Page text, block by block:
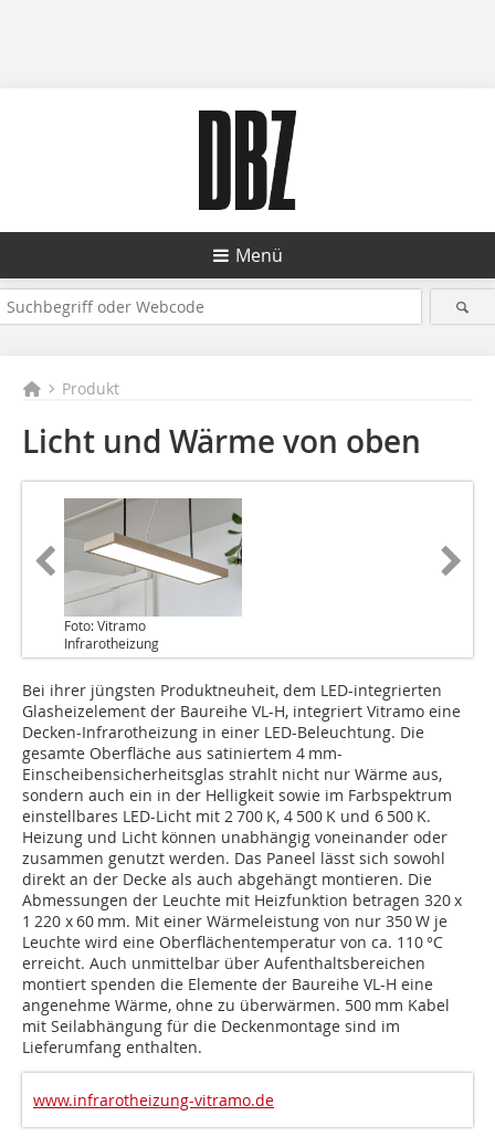
Menü
Produkt
Licht und Wärme von oben
Foto: Vitramo
Infrarotheizung
Bei ihrer jüngsten Produktneuheit, dem LED-integrierten
Glasheizelement der Baureihe VL-H, integriert Vitramo eine
Decken-Infrarotheizung in einer LED-Beleuchtung. Die
gesamte Oberfläche aus satiniertem 4 mm-
Einscheibensicherheitsglas strahlt nicht nur Wärme aus,
sondern auch ein in der Helligkeit sowie im Farbspektrum
einstellbares LED-Licht mit 2­ 700 K, 4 500 K und 6 500 K.
Heizung und Licht können unabhängig voneinander oder
zusammen genutzt werden. Das Paneel lässt sich sowohl
direkt an der Decke als auch abgehängt montieren. Die
Abmessungen der Leuchte mit Heizfunktion betragen 320 x
1 220 x 60 mm. Mit einer Wärmeleistung von nur 350 W je
Leuchte wird eine Oberflächentemperatur von ca. 110 °C
erreicht. Auch unmittelbar über Aufenthaltsbereichen
montiert spenden die Elemente der Baureihe VL-H eine
angenehme Wärme, ohne zu überwärmen. 500 mm Kabel
mit Seilabhängung für die Deckenmontage sind im
Lieferumfang enthalten.
www.infrarotheizung-vitramo.de